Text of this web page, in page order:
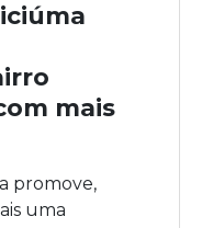
mais
promove,
uma